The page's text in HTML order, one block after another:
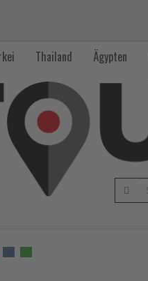
Thailand Ägypten